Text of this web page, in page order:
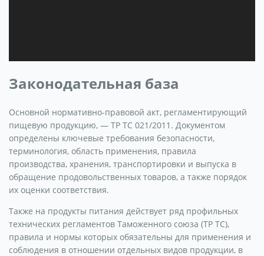
Законодательная база
Основной нормативно-правовой акт, регламентирующий
пищевую продукцию, — ТР ТС 021/2011. Документом
определены ключевые требования безопасности,
терминология, область применения, правила
производства, хранения, транспортировки и выпуска в
обращение продовольственных товаров, а также порядок
их оценки соответствия.
Также на продукты питания действует ряд профильных
технических регламентов Таможенного союза (ТР ТС),
правила и нормы которых обязательны для применения и
соблюдения в отношении отдельных видов продукции, в